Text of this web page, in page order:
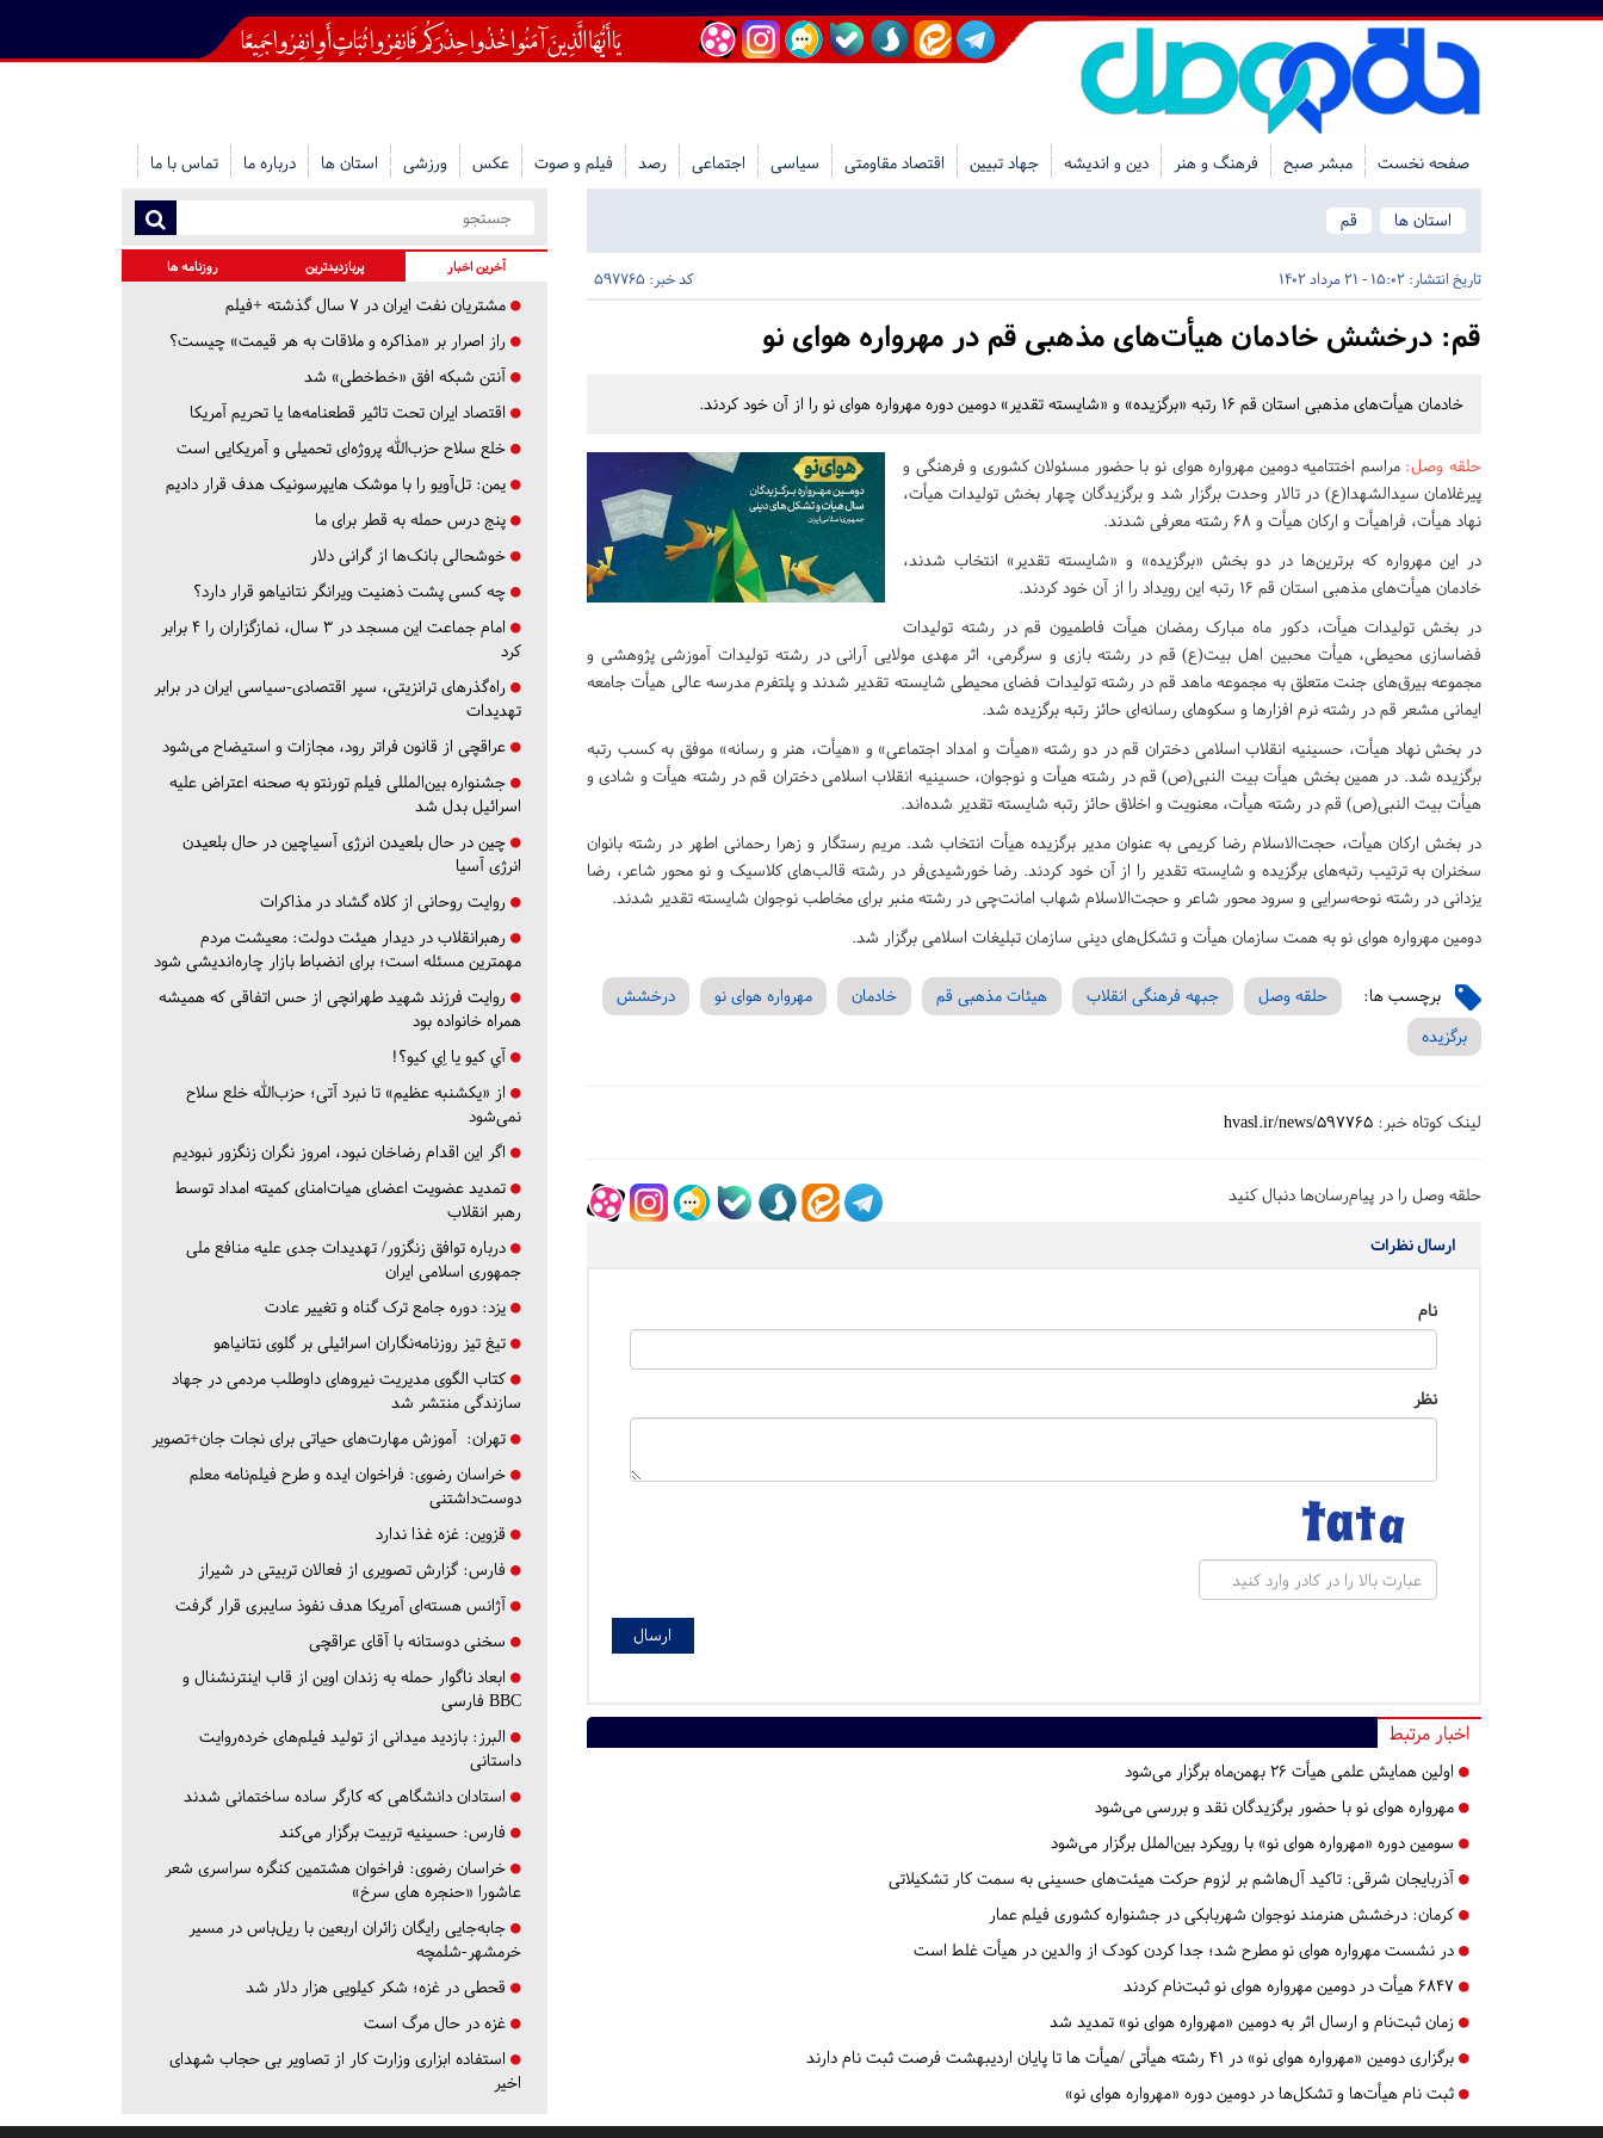
صفحه نخست مبشر صبح فرهنگ و هنر دین و اندیشه جهاد تبیین اقتصاد مقاومتی سیاسی اجتماعی رصد فیلم و صوت عکس ورزشی استان ها درباره ما تماس با ما
استان ها قم
تاریخ انتشار: 15:02 - 21 مرداد 1402 کد خبر: 597765
قم: درخشش خادمان هیأت‌های مذهبی قم در مهرواره هوای نو
خادمان هیأت‌های مذهبی استان قم 16 رتبه «برگزیده» و «شایسته تقدیر» دومین دوره مهرواره هوای نو را از آن خود کردند.
حلقه وصل:مراسم اختتامیه دومین مهرواره هوای نو با حضور مسئولان کشوری و فرهنگی و
پیرغلامان سیدالشهدا(ع) در تالار وحدت برگزار شد و برگزیدگان چهار بخش تولیدات هیأت،
نهاد هیأت، فراهیأت و ارکان هیأت و ۶۸ رشته معرفی شدند.
در این مهرواره که برترین‌ها در دو بخش «برگزیده» و «شایسته تقدیر» انتخاب شدند،
خادمان هیأت‌های مذهبی استان قم 16 رتبه این رویداد را از آن خود کردند.
در بخش تولیدات هیأت، دکور ماه مبارک رمضان هیأت فاطمیون قم در رشته تولیدات
فضاسازی محیطی، هیأت محبین اهل بیت(ع) قم در رشته بازی و سرگرمی، اثر مهدی مولایی آرانی در رشته تولیدات آموزشی پژوهشی و
مجموعه بیرق‌های جنت متعلق به مجموعه ماهد قم در رشته تولیدات فضای محیطی شایسته تقدیر شدند و پلتفرم مدرسه عالی هیأت جامعه
ایمانی مشعر قم در رشته نرم افزارها و سکوهای رسانه‌ای حائز رتبه برگزیده شد.
در بخش نهاد هیأت، حسینیه انقلاب اسلامی دختران قم در دو رشته «هیأت و امداد اجتماعی» و «هیأت، هنر و رسانه» موفق به کسب رتبه
برگزیده شد. در همین بخش هیأت بیت النبی(ص) قم در رشته هیأت و نوجوان، حسینیه انقلاب اسلامی دختران قم در رشته هیأت و شادی و
هیأت بیت النبی(ص) قم در رشته هیأت، معنویت و اخلاق حائز رتبه شایسته تقدیر شده‌اند.
در بخش ارکان هیأت، حجت‌الاسلام رضا کریمی به عنوان مدیر برگزیده هیأت انتخاب شد. مریم رستگار و زهرا رحمانی اطهر در رشته بانوان
سخنران به ترتیب رتبه‌های برگزیده و شایسته تقدیر را از آن خود کردند. رضا خورشیدی‌فر در رشته قالب‌های کلاسیک و نو محور شاعر، رضا
یزدانی در رشته نوحه‌سرایی و سرود محور شاعر و حجت‌الاسلام شهاب امانت‌چی در رشته منبر برای مخاطب نوجوان شایسته تقدیر شدند.
دومین مهرواره هوای نو به همت سازمان هیأت و تشکل‌های دینی سازمان تبلیغات اسلامی برگزار شد.
برچسب ها: حلقه وصل جبهه فرهنگی انقلاب هیئات مذهبی قم خادمان مهرواره هوای نو
درخشش
برگزیده
لینک کوتاه خبر: hvasl.ir/news/597765
حلقه وصل را در پیام‌رسان‌ها دنبال کنید
ارسال نظرات
نام
نظر
اخبار مرتبط
اولین همایش علمی هیأت 26 بهمن‌ماه برگزار می‌شود
مهرواره هوای نو با حضور برگزیدگان نقد و بررسی می‌شود
سومین دوره «مهرواره هوای نو» با رویکرد بین‌الملل برگزار می‌شود
آذربایجان شرقی: تاکید آل‌هاشم بر لزوم حرکت هیئت‌های حسینی به سمت کار تشکیلاتی
کرمان: درخشش هنرمند نوجوان شهربابکی در جشنواره کشوری فیلم عمار
در نشست مهرواره هوای نو مطرح شد؛ جدا کردن کودک از والدین در هیأت غلط است
6847 هیأت در دومین مهرواره هوای نو ثبت‌نام کردند
زمان ثبت‌نام و ارسال اثر به دومین «مهرواره هوای نو» تمدید شد
برگزاری دومین «مهرواره هوای نو» در 41 رشته هیأتی /هیأت ها تا پایان اردیبهشت فرصت ثبت نام دارند
ثبت نام هیأت‌ها و تشکل‌ها در دومین دوره «مهرواره هوای نو»
آخرین اخبار پربازدیدترین روزنامه ها
مشتریان نفت ایران در ۷ سال گذشته +فیلم
راز اصرار بر «مذاکره و ملاقات به هر قیمت» چیست؟
آنتن شبکه افق «خط‌خطی» شد
اقتصاد ایران تحت تاثیر قطعنامه‌ها یا تحریم‌ آمریکا
خلع سلاح حزب‌الله پروژه‌ای تحمیلی و آمریکایی است
یمن: تل‌آویو را با موشک هایپرسونیک هدف قرار دادیم
پنج درس‌ حمله به قطر برای ما
خوشحالی بانک‌ها از گرانی دلار
چه کسی پشت ذهنیت ویرانگر نتانیاهو قرار دارد؟
امام جماعت این مسجد در ۳ سال، نمازگزاران را ۴ برابر
کرد
راه‌گذرهای ترانزیتی، سپر اقتصادی-سیاسی ایران در برابر
تهدیدات
عراقچی از قانون فراتر رود، مجازات و استیضاح می‌شود
جشنواره بین‌المللی فیلم تورنتو به صحنه اعتراض علیه
اسرائیل بدل شد
چین در حال بلعیدن انرژی آسیاچین در حال بلعیدن
انرژی آسیا
روایت روحانی از کلاه گشاد در مذاکرات
رهبرانقلاب در دیدار هیئت دولت: معیشت مردم
مهمترین مسئله است؛ برای انضباط بازار چاره‌اندیشی شود
روایت فرزند شهید طهرانچی از حس اتفاقی که همیشه
همراه خانواده بود
آي كيو يا اِي كيو؟!
از «یکشنبه عظیم» تا نبرد آتی؛ حزب‌الله خلع سلاح
نمی‌شود
اگر این اقدام رضاخان نبود، امروز نگران زنگزور نبودیم
تمدید عضویت اعضای هیات‌امنای کمیته امداد توسط
رهبر انقلاب
درباره توافق زنگزور/ تهدیدات جدی علیه منافع ملی
جمهوری اسلامی ایران
یزد: دوره جامع ترک گناه و تغییر عادت
تیغ تیز روزنامه‌نگاران اسرائیلی بر گلوی نتانیاهو
کتاب الگوی مدیریت نیروهای داوطلب مردمی در جهاد
سازندگی منتشر شد
تهران: آموزش مهارت‌های حیاتی برای نجات جان+تصویر
خراسان رضوی: فراخوان ایده و طرح فیلم‌نامه معلم
دوست‌داشتنی
قزوین: غزه غذا ندارد
فارس: گزارش تصویری از فعالان تربیتی در شیراز
آژانس هسته‌ای آمریکا هدف نفوذ سایبری قرار گرفت
سخنی دوستانه با آقای عراقچی
ابعاد ناگوار حمله به زندان اوین از قاب اینترنشنال و
BBC فارسی
البرز: بازدید میدانی از تولید فیلم‌های خرده‌روایت
داستانی
استادان دانشگاهی که کارگر ساده ساختمانی شدند
فارس: حسینیه تربیت برگزار می‌کند
خراسان رضوی: فراخوان هشتمین کنگره سراسری شعر
عاشورا «حنجره های سرخ»
جابه‌جایی رایگان زائران اربعین با ریل‌باس در مسیر
خرمشهر-شلمچه
قحطی در غزه؛ شکر کیلویی هزار دلار شد
غزه در حال مرگ است
استفاده ابزاری وزارت کار از تصاویر بی حجاب شهدای
اخیر